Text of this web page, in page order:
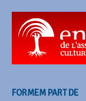
FORMEM PART DE